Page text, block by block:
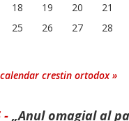
18 19 20 21
25 26 27 28
calendar crestin ortodox »
- „Anul omagial al